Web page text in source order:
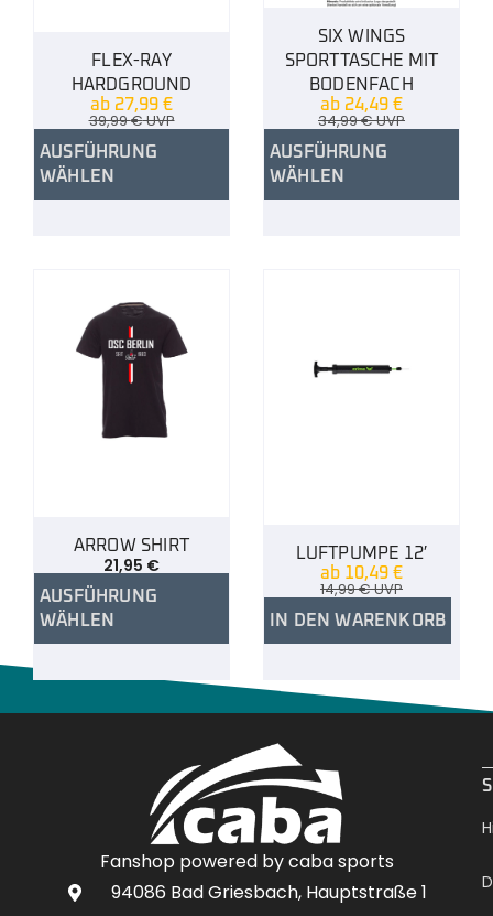
FLEX-RAY
HARDGROUND
ab 27,99 €
39,99€UVP
AUSFÜHRUNG
WÄHLEN
SIX WINGS
SPORTTASCHE MIT
BODENFACH
ab 24,49 €
34,99€UVP
AUSFÜHRUNG
WÄHLEN
ARROW SHIRT
21,95 €
AUSFÜHRUNG
WÄHLEN
LUFTPUMPE 12′
ab 10,49 €
14,99€UVP
IN DEN WARENKORB
Fanshop powered by caba sports
94086 Bad Griesbach, Hauptstraße 1